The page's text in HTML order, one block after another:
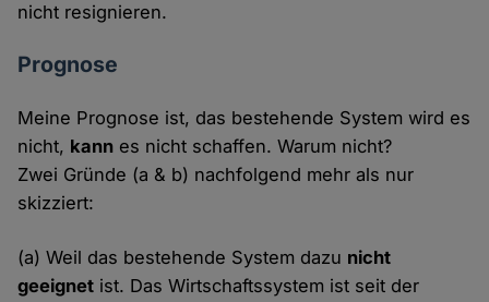
nicht resignieren.
Prognose
Meine Prognose ist, das bestehende System wird es
nicht, kann es nicht schaffen. Warum nicht?
Zwei Gründe (a & b) nachfolgend mehr als nur
skizziert:
(a) Weil das bestehende System dazu nicht
geeignet ist. Das Wirtschaftssystem ist seit der